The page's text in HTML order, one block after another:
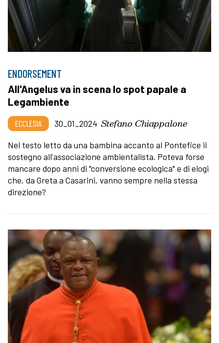
ENDORSEMENT
All'Angelus va in scena lo spot papale a
Legambiente
ECCLESIA 30_01_2024 Stefano Chiappalone
Nel testo letto da una bambina accanto al Pontefice il
sostegno all'associazione ambientalista. Poteva forse
mancare dopo anni di "conversione ecologica" e di elogi
che, da Greta a Casarini, vanno sempre nella stessa
direzione?